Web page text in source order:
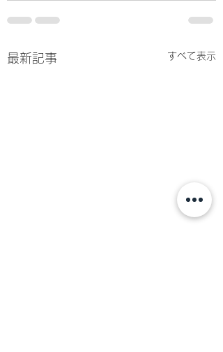
最新記事 すべて表示